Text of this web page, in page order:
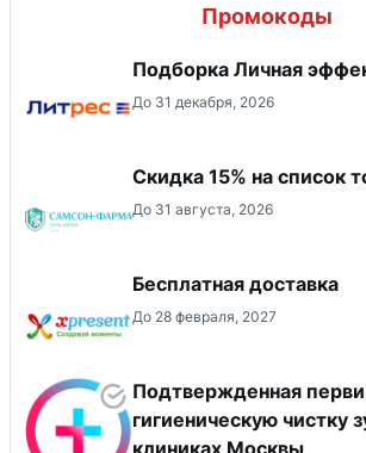
Промокоды
Подборка Личная
До 31 декабря, 2026
Скидка 15% на список
До 31 августа, 2026
Бесплатная доставка
До 28 февраля, 2027
Подтвержденная
гигиеническую чистку